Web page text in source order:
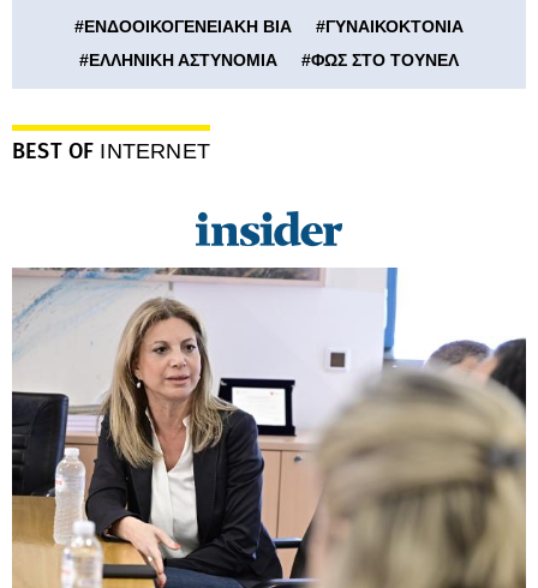
#ΕΝΔΟΟΙΚΟΓΕΝΕΙΑΚΗ ΒΙΑ #ΓΥΝΑΙΚΟΚΤΟΝΙΑ
#ΕΛΛΗΝΙΚΗ ΑΣΤΥΝΟΜΙΑ #ΦΩΣ ΣΤΟ ΤΟΥΝΕΛ
BEST OF INTERNET